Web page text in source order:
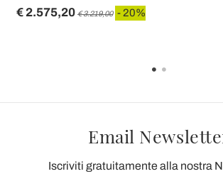
€ 2.575,20 € 3.219,00 - 20%
Email
Iscriviti gratuitamente alla nostra